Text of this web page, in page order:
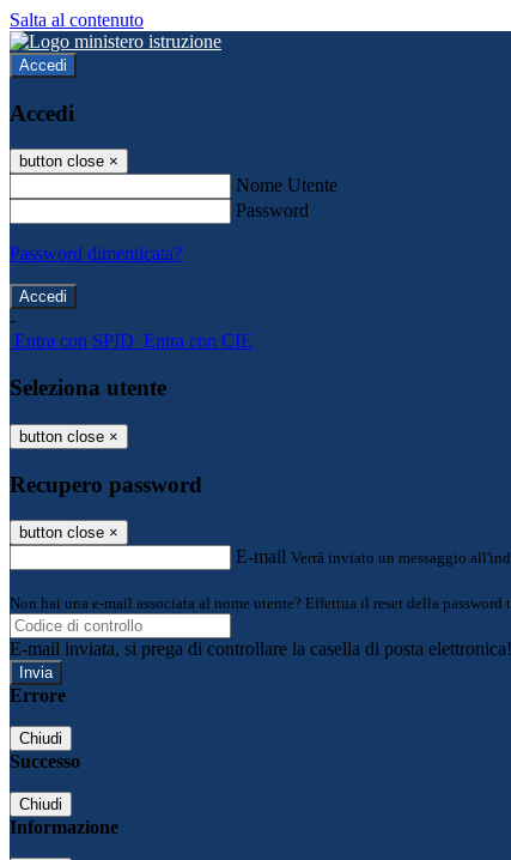
Salta al contenuto
Accedi
Accedi
button close ×
Nome Utente
Password
Password dimenticata?
-
Entra con SPID Entra con CIE
Seleziona utente
button close ×
Recupero password
button close ×
E-mail Verrà inviato un messaggio
Non hai una e-mail associata al nome utente? Effettua il reset della password
E-mail inviata, si prega di controllare la casella di posta elettronica!
Errore
Chiudi
Successo
Chiudi
Informazione